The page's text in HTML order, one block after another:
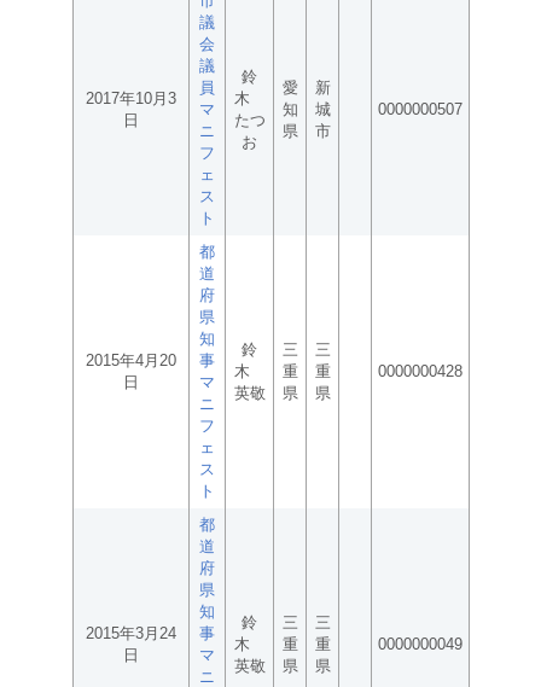
2017年10月3
日
議
会
議
員
マ
ニ
フ
ェ
ス
ト
鈴
木
たつ
お
愛
知
県
新
城
市
0000000507
2015年4月20
日
都
道
府
県
知
事
マ
ニ
フ
ェ
ス
ト
鈴
木
英敬
三
重
県
三
重
県
0000000428
2015年3月24
日
都
道
府
県
知
事
マ
ニ
鈴
木
英敬
三
重
県
三
重
県
0000000049